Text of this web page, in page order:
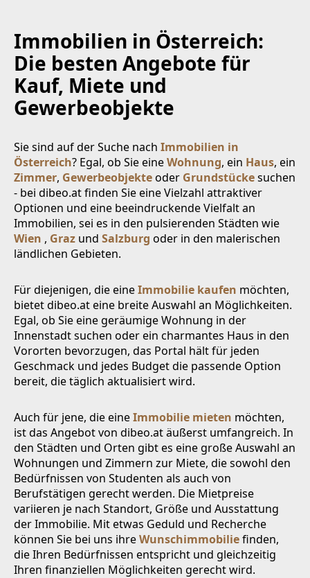
Immobilien in Österreich:
Die besten Angebote für
Kauf, Miete und
Gewerbeobjekte
Sie sind auf der Suche nach Immobilien in
Österreich? Egal, ob Sie eineWohnung, ein Haus, ein
Zimmer, Gewerbeobjekteoder Grundstückesuchen
- bei dibeo.at finden Sie eine Vielzahl attraktiver
Optionen und eine beeindruckende Vielfalt an
Immobilien, sei es in den pulsierenden Städten wie
Wien , Graz und Salzburg oder in den malerischen
ländlichen Gebieten.
Für diejenigen, die eineImmobilie kaufen möchten,
bietet dibeo.at eine breite Auswahl an Möglichkeiten.
Egal, ob Sie eine geräumige Wohnung in der
Innenstadt suchen oder ein charmantes Haus in den
Vororten bevorzugen, das Portal hält für jeden
Geschmack und jedes Budget die passende Option
bereit, die täglich aktualisiert wird.
Auch für jene, die eineImmobilie mieten möchten,
ist das Angebot von dibeo.at äußerst umfangreich. In
den Städten und Orten gibt es eine große Auswahl an
Wohnungen und Zimmern zur Miete, die sowohl den
Bedürfnissen von Studenten als auch von
Berufstätigen gerecht werden. Die Mietpreise
variieren je nach Standort, Größe und Ausstattung
der Immobilie. Mit etwas Geduld und Recherche
können Sie bei uns ihreWunschimmobiliefinden,
die Ihren Bedürfnissen entspricht und gleichzeitig
Ihren finanziellen Möglichkeiten gerecht wird.